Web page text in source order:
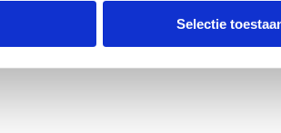
Selectie